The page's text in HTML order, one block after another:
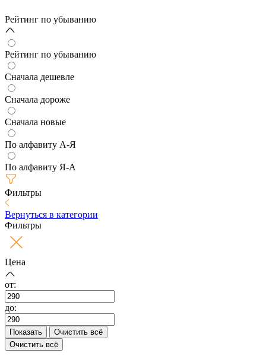
Рейтинг по убыванию
Рейтинг по убыванию
Сначала дешевле
Сначала дороже
Сначала новые
По алфавиту А-Я
По алфавиту Я-А
Фильтры
Вернуться в категории
Фильтры
Цена
от:
до:
Показать
Очистить всё
Очистить всё